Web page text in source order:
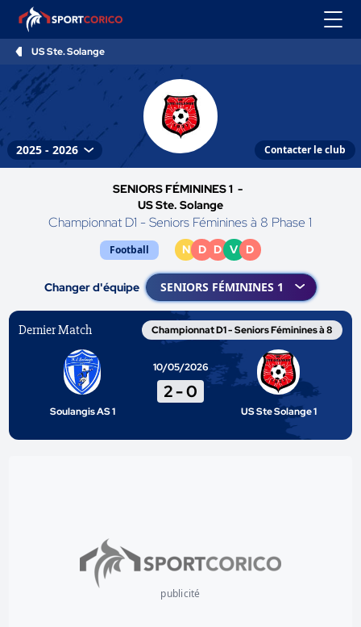
US Ste. Solange
Contacter le club
SENIORS FÉMININES 1 -
US Ste. Solange
Championnat D1 - Seniors Féminines à 8 Phase 1
Football N D D V D
Changer d'équipe
Dernier Match Championnat D1 - Seniors Féminines à 8
Soulangis AS 1
10/05/2026
2-0
US Ste Solange 1
publicité